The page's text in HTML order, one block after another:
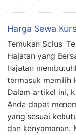
Harga Sewa
Temukan Solusi
Hajatan yang
hajatan
termasuk memilih
Dalam artikel ini,
Anda dapat
yang sesuai
dan kenyamanan.